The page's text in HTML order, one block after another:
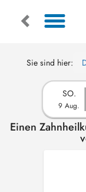
Sie sind hier:
SO.
9 Aug.
Einen